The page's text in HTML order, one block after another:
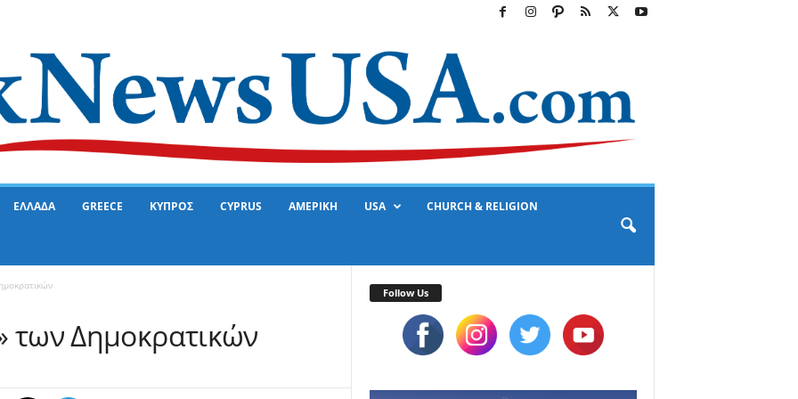
ΕΛΛΑΔΑ GREECE ΚΥΠΡΟΣ CYPRUS ΑΜΕΡΙΚΗ USA CHURCH & RELIGION
των Δημοκρατικών
Follow Us